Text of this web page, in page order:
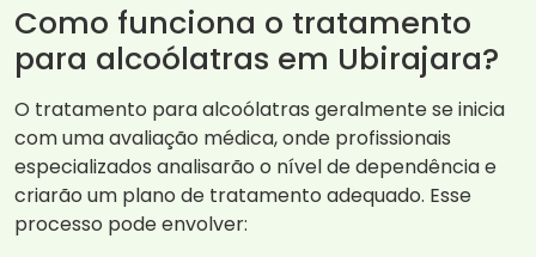
Como funciona o tratamento
para alcoólatras em Ubirajara?
O tratamento para alcoólatras geralmente se inicia
com uma avaliação médica, onde profissionais
especializados analisarão o nível de dependência e
criarão um plano de tratamento adequado. Esse
processo pode envolver: